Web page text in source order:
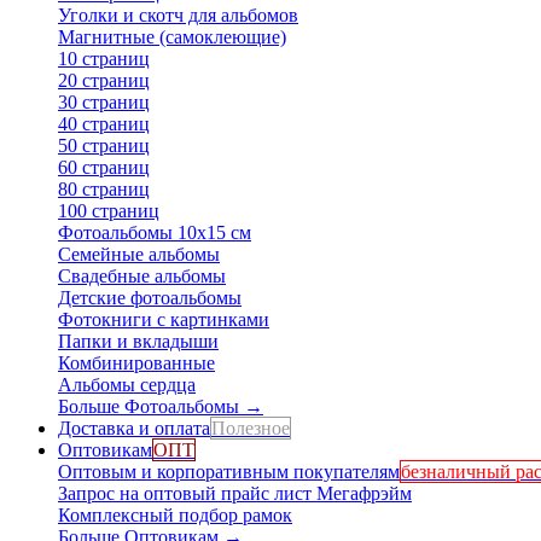
Уголки и скотч для альбомов
Магнитные (самоклеющие)
10 страниц
20 страниц
30 страниц
40 страниц
50 страниц
60 страниц
80 страниц
100 страниц
Фотоальбомы 10х15 см
Семейные альбомы
Свадебные альбомы
Детские фотоальбомы
Фотокниги с картинками
Папки и вкладыши
Комбинированные
Альбомы сердца
Больше Фотоальбомы →
Доставка и оплатаПолезное
ОптовикамОПТ
Оптовым и корпоративным покупателямбезналичный
Запрос на оптовый прайс лист Мегафрэйм
Комплексный подбор рамок
Больше Оптовикам →